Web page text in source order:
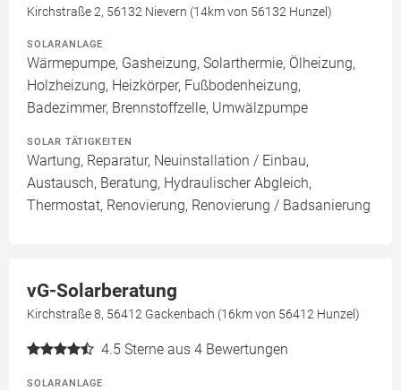
Kirchstraße 2, 56132 Nievern (14km von 56132 Hunzel)
SOLARANLAGE
Wärmepumpe, Gasheizung, Solarthermie, Ölheizung,
Holzheizung, Heizkörper, Fußbodenheizung,
Badezimmer, Brennstoffzelle, Umwälzpumpe
SOLAR TÄTIGKEITEN
Wartung, Reparatur, Neuinstallation / Einbau,
Austausch, Beratung, Hydraulischer Abgleich,
Thermostat, Renovierung, Renovierung / Badsanierung
vG-Solarberatung
Kirchstraße 8, 56412 Gackenbach (16km von 56412 Hunzel)
4.5 Sterne aus 4 Bewertungen
SOLARANLAGE